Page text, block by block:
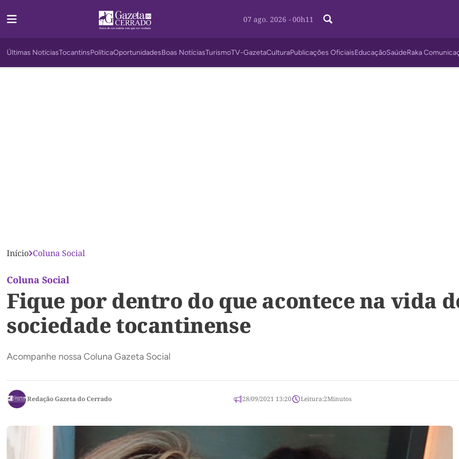
07 ago. 2026 - 00h11
Últimas NotíciasTocantinsPolíticaOportunidadesBoas NotíciasTurismoTV-GazetaCulturaPublicações OficiaisEducaçãoSaúdeRaka
Início Coluna Social
Coluna Social
Fique por dentro do que acontece na vida
sociedade tocantinense
Acompanhe nossa Coluna Gazeta Social
Redação Gazeta do Cerrado 28/09/2021 13:20 Leitura:2Minutos